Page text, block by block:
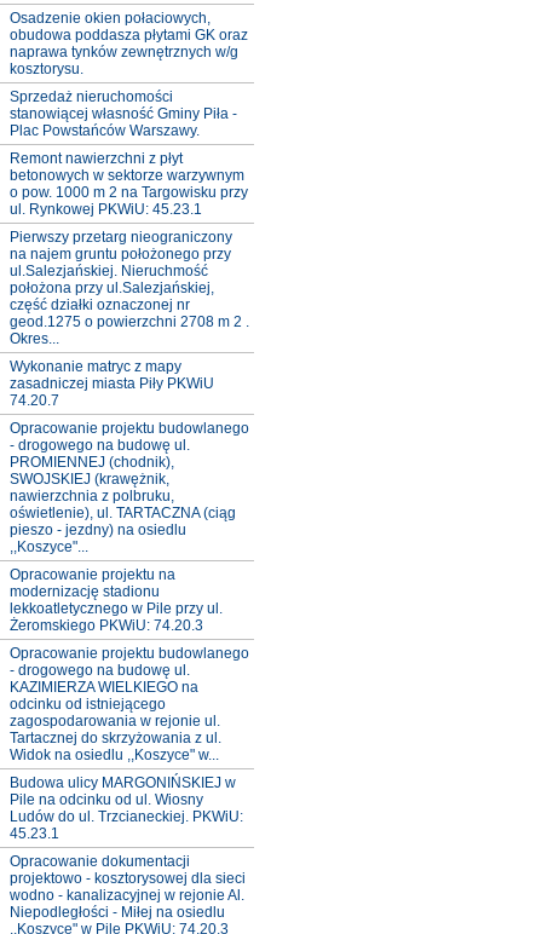
Osadzenie okien połaciowych,
obudowa poddasza płytami GK oraz
naprawa tynków zewnętrznych w/g
kosztorysu.
Sprzedaż nieruchomości
stanowiącej własność Gminy Piła -
Plac Powstańców Warszawy.
Remont nawierzchni z płyt
betonowych w sektorze warzywnym
o pow. 1000 m 2 na Targowisku przy
ul. Rynkowej PKWiU: 45.23.1
Pierwszy przetarg nieograniczony
na najem gruntu położonego przy
ul.Salezjańskiej. Nieruchmość
położona przy ul.Salezjańskiej,
część działki oznaczonej nr
geod.1275 o powierzchni 2708 m 2 .
Okres...
Wykonanie matryc z mapy
zasadniczej miasta Piły PKWiU
74.20.7
Opracowanie projektu budowlanego
- drogowego na budowę ul.
PROMIENNEJ (chodnik),
SWOJSKIEJ (krawężnik,
nawierzchnia z polbruku,
oświetlenie), ul. TARTACZNA (ciąg
pieszo - jezdny) na osiedlu
,,Koszyce"...
Opracowanie projektu na
modernizację stadionu
lekkoatletycznego w Pile przy ul.
Żeromskiego PKWiU: 74.20.3
Opracowanie projektu budowlanego
- drogowego na budowę ul.
KAZIMIERZA WIELKIEGO na
odcinku od istniejącego
zagospodarowania w rejonie ul.
Tartacznej do skrzyżowania z ul.
Widok na osiedlu ,,Koszyce" w...
Budowa ulicy MARGONIŃSKIEJ w
Pile na odcinku od ul. Wiosny
Ludów do ul. Trzcianeckiej. PKWiU:
45.23.1
Opracowanie dokumentacji
projektowo - kosztorysowej dla sieci
wodno - kanalizacyjnej w rejonie Al.
Niepodległości - Miłej na osiedlu
,,Koszyce" w Pile PKWiU: 74.20.3